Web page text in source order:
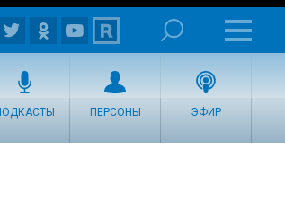
ПЕРСОНЫ ЭФИР